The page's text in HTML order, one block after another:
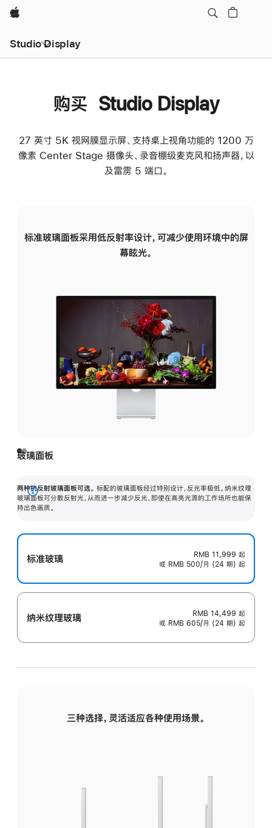
Apple
Studio Display
购买 Studio Display
27 英寸 5K 视网膜显示屏、支持桌上视角功能的 1200 万
像素 Center Stage 摄像头、录音棚级麦克风和扬声器，以
及雷雳 5 端口。
标准玻璃面板采用低反射率设计，可减少使用环境中的屏
幕眩光。
玻璃面板
两种抗反射玻璃面板可选。 标配的玻璃面板经过特别设计，反光率极低。纳米纹理
玻璃面板可分散反射光，从而进一步减少反光，即使在高亮光源的工作场所也能保
持出色画质。
展
开
标准玻璃 RMB 11,999 起
或 RMB 500/月 (24 期) 起
纳米纹理玻璃 RMB 14,499 起
或 RMB 605/月 (24 期) 起
三种选择，灵活适应各种使用场景。